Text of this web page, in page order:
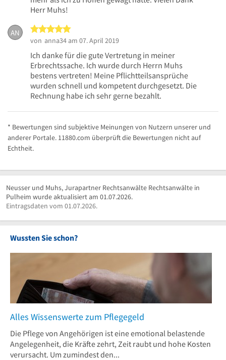
Herr Muhs!
AN
von anna34 am 07. April 2019
Ich danke für die gute Vertretung in meiner
Erbrechtssache. Ich wurde durch Herrn Muhs
bestens vertreten! Meine Pflichtteilsansprüche
wurden schnell und kompetent durchgesetzt. Die
Rechnung habe ich sehr gerne bezahlt.
* Bewertungen sind subjektive Meinungen von Nutzern unserer und
anderer Portale. 11880.com überprüft die Bewertungen nicht auf
Echtheit.
Neusser und Muhs, Jurapartner Rechtsanwälte Rechtsanwälte in
Pulheim wurde aktualisiert am 01.07.2026.
Eintragsdaten vom 01.07.2026.
Wussten Sie schon?
Alles Wissenswerte zum Pflegegeld
Die Pflege von Angehörigen ist eine emotional belastende
Angelegenheit, die Kräfte zehrt, Zeit raubt und hohe Kosten
verursacht. Um zumindest den...